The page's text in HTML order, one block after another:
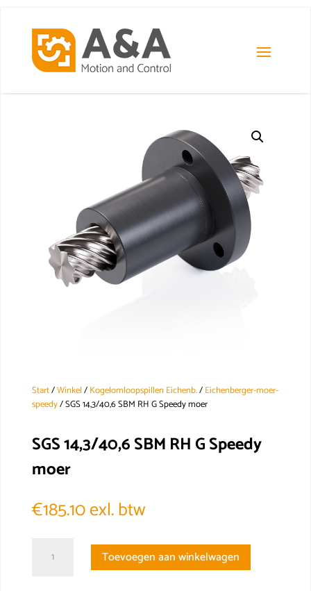
Start/Winkel/Kogelomloopspillen Eichenb./Eichenberger-moer-
speedy/ SGS 14,3/40,6 SBM RH G Speedy moer
SGS 14,3/40,6 SBM RH G Speedy
moer
€185.10exl. btw
14,3/40,6
Toevoegen aan winkelwagen